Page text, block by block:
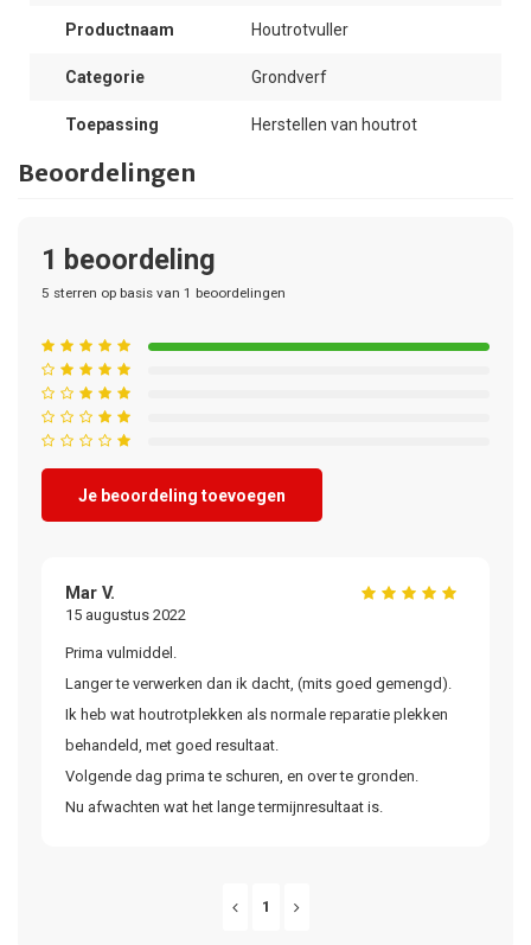
Productnaam Houtrotvuller
Categorie Grondverf
Toepassing Herstellen van houtrot
Beoordelingen
1 beoordeling
5 sterren op basis van 1 beoordelingen
Je beoordeling toevoegen
Mar V.
15 augustus 2022
Prima vulmiddel.
Langer te verwerken dan ik dacht, (mits goed gemengd).
Ik heb wat houtrotplekken als normale reparatie plekken
behandeld, met goed resultaat.
Volgende dag prima te schuren, en over te gronden.
Nu afwachten wat het lange termijnresultaat is.
1